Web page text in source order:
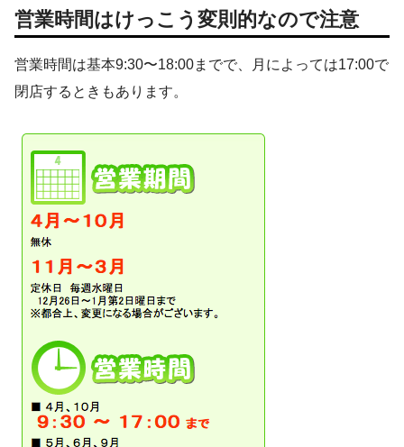
営業時間はけっこう変則的なので注意
営業時間は基本9:30〜18:00までで、月によっては17:00で
閉店するときもあります。